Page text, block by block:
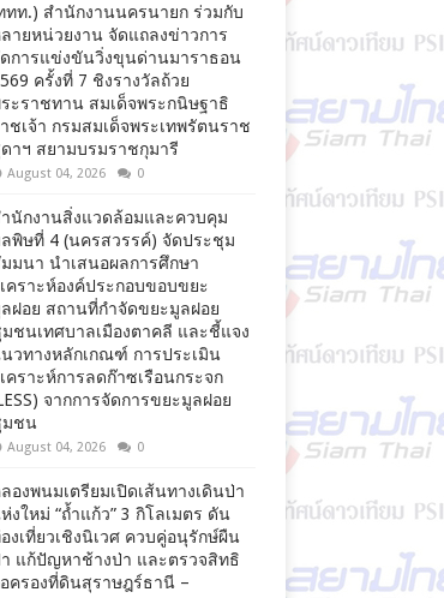
ทท.) สำนักงานนครนายก ร่วมกับ
ายหน่วยงาน จัดแถลงข่าวการ
การแข่งขันวิ่งขุนด่านมาราธอน
ครั้งที่ 7 ชิงรางวัลถ้วย
ะราชทาน สมเด็จพระกนิษฐาธิ
ชเจ้า กรมสมเด็จพระเทพรัตนราช
าฯ สยามบรมราชกุมารี
August 04, 2026 0
นักงานสิ่งแวดล้อมและควบคุม
พิษที่ 4 (นครสวรรค์) จัดประชุม
มนา นำเสนอผลการศึกษา
คราะห์องค์ประกอบขอบขยะ
ฝอย สถานที่กำจัดขยะมูลฝอย
ชนเทศบาลเมืองตาคลี และชี้แจง
วทางหลักเกณฑ์ การประเมิน
คราะห์การลดก๊าซเรือนกระจก
จากการจัดการขยะมูลฝอย
มชน
August 04, 2026 0
องพนมเตรียมเปิดเส้นทางเดินป่า
งใหม่ “ถ้ำแก้ว” 3 กิโลเมตร ดัน
งเที่ยวเชิงนิเวศ ควบคู่อนุรักษ์ผืน
แก้ปัญหาช้างป่า และตรวจสิทธิ
ครองที่ดินสุราษฎร์ธานี –